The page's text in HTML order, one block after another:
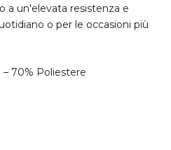
a un'elevata resistenza e
o per le occasioni più
– 70% Poliestere